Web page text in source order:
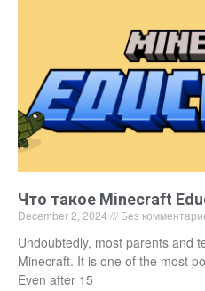
Что такое Minecraft
December 2, 2024 Без
Undoubtedly, most parents and
Minecraft. It is one of the most
Even after 15